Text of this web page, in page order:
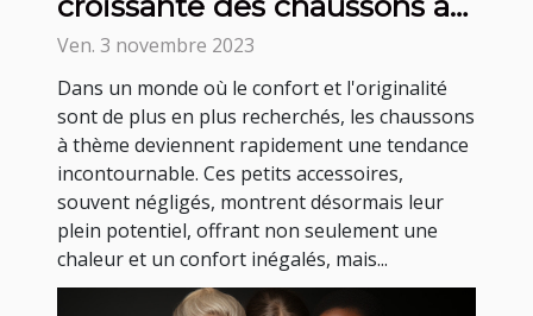
thème
Ven. 3 novembre 2023
Dans un monde où le confort et l'originalité
sont de plus en plus recherchés, les chaussons
à thème deviennent rapidement une tendance
incontournable. Ces petits accessoires,
souvent négligés, montrent désormais leur
plein potentiel, offrant non seulement une
chaleur et un confort inégalés, mais...